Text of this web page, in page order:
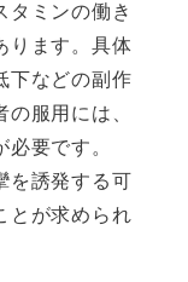
タミンの働き
ります。具体
下などの副作
服用には、
要です。
を誘発する可
とが求められ